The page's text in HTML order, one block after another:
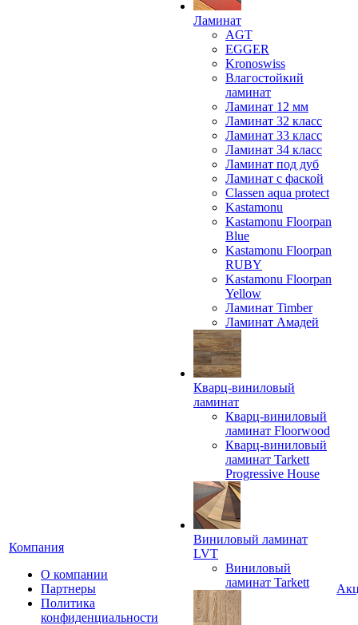
Компания
О компании
Партнеры
Политика
конфиденциальности
Ламинат
AGT
EGGER
Kronoswiss
Влагостойкий
ламинат
Ламинат 12 мм
Ламинат 32 класс
Ламинат 33 класс
Ламинат 34 класс
Ламинат под дуб
Ламинат с фаской
Classen aqua protect
Kastamonu
Kastamonu Floorpan
Blue
Kastamonu Floorpan
RUBY
Kastamonu Floorpan
Yellow
Ламинат Timber
Ламинат Амадей
Кварц-виниловый
ламинат
Кварц-виниловый
ламинат Floorwood
Кварц-виниловый
ламинат Tarkett
Progressive House
Виниловый ламинат
LVT
Виниловый
ламинат Tarkett